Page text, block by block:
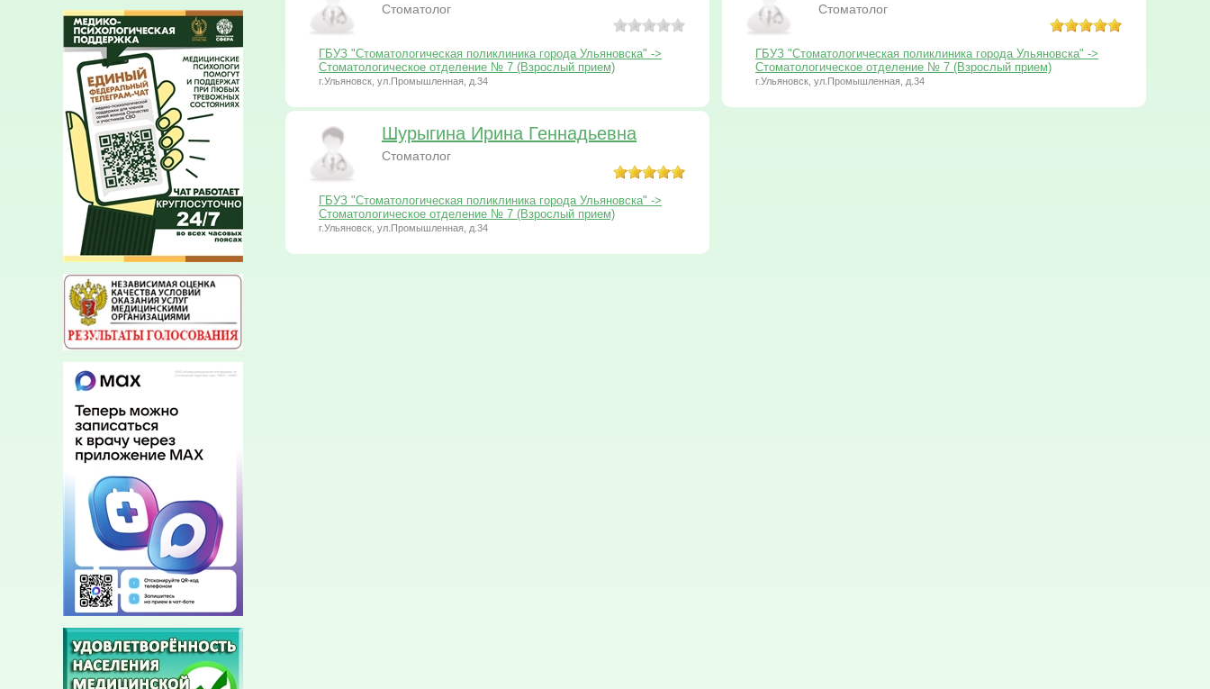
Стоматолог
ГБУЗ "Стоматологическая поликлиника города Ульяновска" ->
Стоматологическое отделение № 7 (Взрослый прием)
г.Ульяновск, ул.Промышленная, д.34
Стоматолог
ГБУЗ "Стоматологическая поликлиника города Ульяновска" ->
Стоматологическое отделение № 7 (Взрослый прием)
г.Ульяновск, ул.Промышленная, д.34
Шурыгина Ирина Геннадьевна
Стоматолог
ГБУЗ "Стоматологическая поликлиника города Ульяновска" ->
Стоматологическое отделение № 7 (Взрослый прием)
г.Ульяновск, ул.Промышленная, д.34